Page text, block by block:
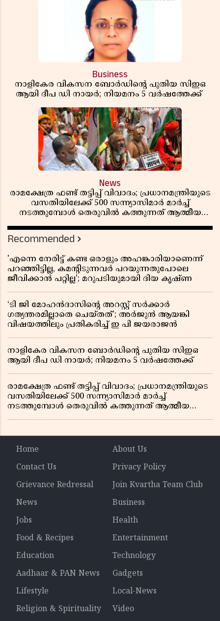
Business
നാളികേര വികസന ബോർഡിൻ്റെ പുതിയ സിഇഒ
ആയി ദീപ ഡി നായർ; നിയമനം 5 വർഷത്തേക്ക് ​​​​​​​
News
രാമക്ഷേത്ര ഫണ്ട് തട്ടിപ്പ് വിവാദം; പ്രധാനമന്ത്രിയുടെ
വസതിയിലേക്ക് 500 സന്ന്യാസിമാർ മാർച്ച്
നടത്തുമ്പോൾ തെരുവിൽ കത്തുന്നത് ആത്മീയ
Recommended
'എന്നെ നേരിട്ട് കണ്ട ഒരാളും അഹങ്കാരിയാണെന്ന്
പറഞ്ഞിട്ടില്ല, കമൻ്റിടുന്നവർ പറയുന്നതുപോലെ
ജീവിക്കാൻ പറ്റില്ല'; മറുപടിയുമായി ദിയ കൃഷ്ണ
‘ടി ജി മോഹൻദാസിൻ്റെ അറസ്റ്റ് സർക്കാർ
ഗത്യന്തരമില്ലാതെ ചെയ്തത്’; അർജുൻ ആയങ്കി
വിഷയത്തിലും പ്രതികരിച്ച് ഇ പി ജയരാജൻ
നാളികേര വികസന ബോർഡിൻ്റെ പുതിയ സിഇഒ
ആയി ദീപ ഡി നായർ; നിയമനം 5 വർഷത്തേക്ക് ​​​​​​​
രാമക്ഷേത്ര ഫണ്ട് തട്ടിപ്പ് വിവാദം; പ്രധാനമന്ത്രിയുടെ
വസതിയിലേക്ക് 500 സന്ന്യാസിമാർ മാർച്ച്
നടത്തുമ്പോൾ തെരുവിൽ കത്തുന്നത് ആത്മീയ
Home
About Us
Contact Us
Privacy Policy
Grievance Redressal
Join Kvartha Team Club
News
Business
Jobs
Health
Food & Recipes
Entertainment
Education
Technology
Aadhaar & PAN News
Gadgets
Lifestyle
Local-News
Religion & Spirituality
Video